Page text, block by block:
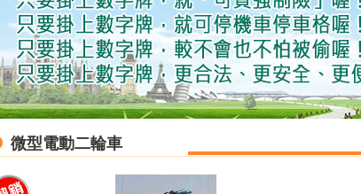
微型電動二輪車